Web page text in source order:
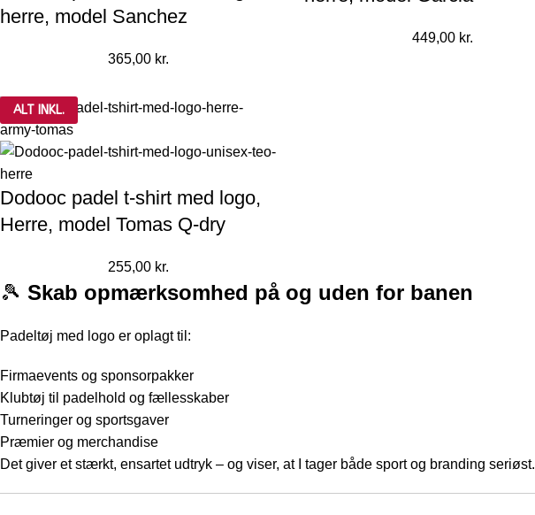
herre, model Sanchez
365,00 kr.
449,00 kr.
ALT INKL.
Dodooc padel t-shirt med logo,
Herre, model Tomas Q-dry
255,00 kr.
🎾 Skab opmærksomhed på og uden for banen
Padeltøj med logo er oplagt til:
Firmaevents og sponsorpakker
Klubtøj til padelhold og fællesskaber
Turneringer og sportsgaver
Præmier og merchandise
Det giver et stærkt, ensartet udtryk – og viser, at I tager både sport og branding seriøst.